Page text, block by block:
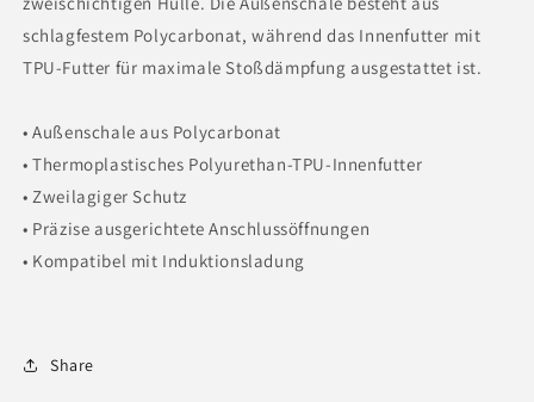
schlagfestem Polycarbonat, während das Innenfutter mit
TPU-Futter für maximale Stoßdämpfung ausgestattet ist.
• Außenschale aus Polycarbonat
• Thermoplastisches Polyurethan-TPU-Innenfutter
• Zweilagiger Schutz
• Präzise ausgerichtete Anschlussöffnungen
• Kompatibel mit Induktionsladung
Share